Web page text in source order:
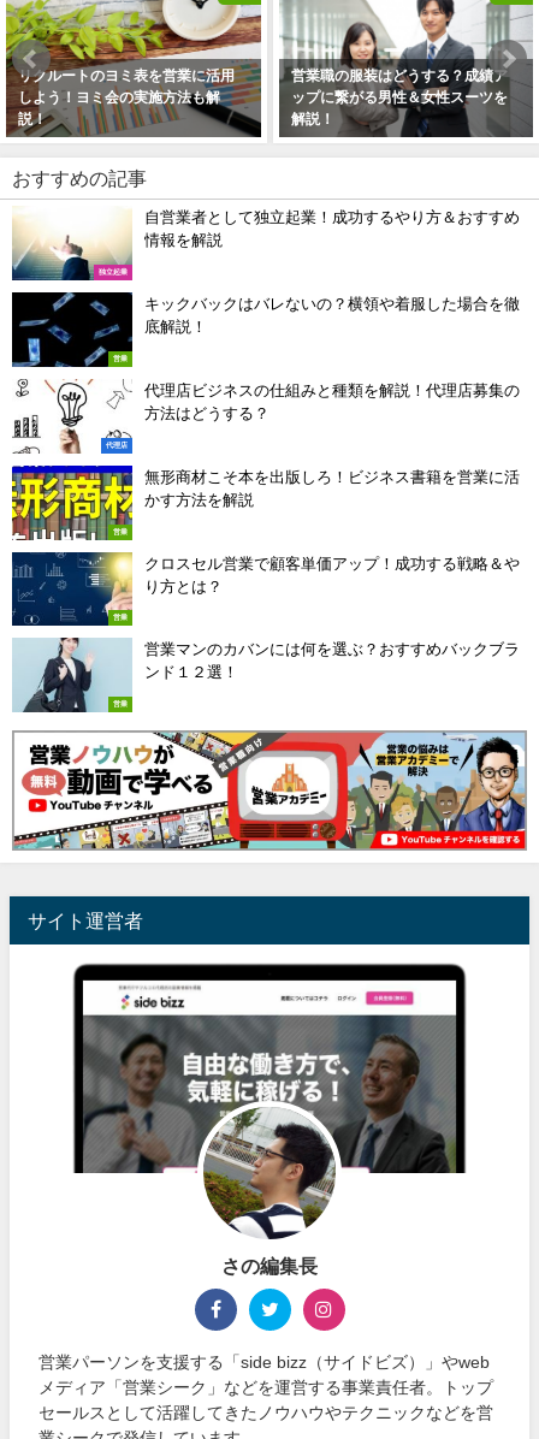
のヨミ表を営業に活用
ミ会の実施方法も解
営業職の服装はどうする？成績ア
ップに繋がる男性＆女性スーツを
解説！
【応酬
業職が
2024年4
おすすめの記事
独立起業
自営業者として独立起業！成功するやり方＆おすすめ
情報を解説
営業
キックバックはバレないの？横領や着服した場合を徹
底解説！
代理店
代理店ビジネスの仕組みと種類を解説！代理店募集の
方法はどうする？
営業
無形商材こそ本を出版しろ！ビジネス書籍を営業に活
かす方法を解説
営業
クロスセル営業で顧客単価アップ！成功する戦略＆や
り方とは？
営業
営業マンのカバンには何を選ぶ？おすすめバックブラ
ンド１２選！
サイト運営者
さの編集長
営業パーソンを支援する「side bizz（サイドビズ）」やweb
メディア「営業シーク」などを運営する事業責任者。トップ
セールスとして活躍してきたノウハウやテクニックなどを営